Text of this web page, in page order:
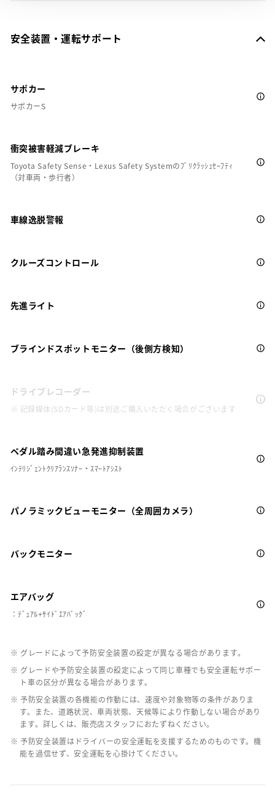
安全装置・運転サポート
サポカー
サポカーS
衝突被害軽減ブレーキ
Toyota Safety Sense・Lexus Safety Systemのﾌﾟﾘｸﾗｯｼｭｾｰﾌﾃｨ
（対車両・歩行者）
車線逸脱警報
クルーズコントロール
先進ライト
ブラインドスポットモニター（後側方検知）
ドライブレコーダー
※ 記録媒体(SDカード等)は別途ご購入いただく場合がございます
ペダル踏み間違い急発進抑制装置
ｲﾝﾃﾘｼﾞｪﾝﾄｸﾘｱﾗﾝｽｿﾅｰ・ｽﾏｰﾄｱｼｽﾄ
パノラミックビューモニター（全周囲カメラ）
バックモニター
エアバッグ
：ﾃﾞｭｱﾙ+ｻｲﾄﾞｴｱﾊﾞｯｸﾞ
※ グレードによって予防安全装置の設定が異なる場合があります。
※ グレードや予防安全装置の設定によって同じ車種でも安全運転サポー
ト車の区分が異なる場合があります。
※ 予防安全装置の各機能の作動には、速度や対象物等の条件がありま
す。また、道路状況、車両状態、天候等により作動しない場合があり
ます。詳しくは、販売店スタッフにおたずねください。
※ 予防安全装置はドライバーの安全運転を支援するためのものです。機
能を過信せず、安全運転を心掛けてください。